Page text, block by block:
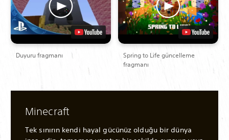
Duyuru fragmanı
Spring to Life güncelleme
fragmanı
Minecraft
Tek sınırın kendi hayal gücünüz olduğu bir dünya